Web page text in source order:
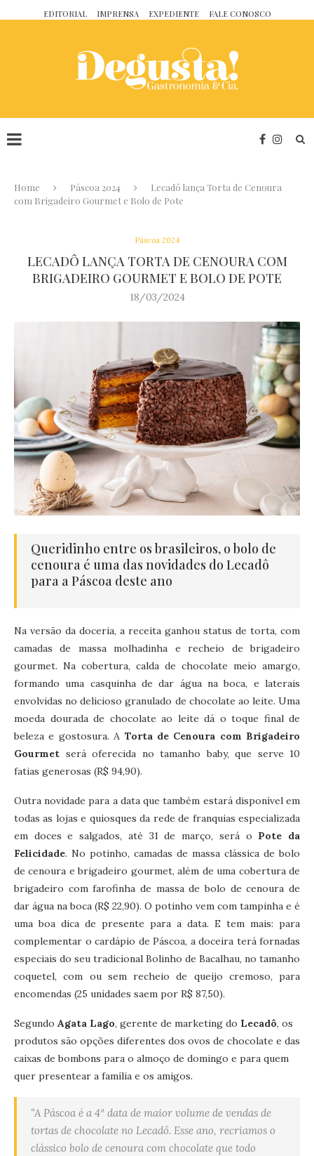
EDITORIAL IMPRENSA EXPEDIENTE FALE CONOSCO
Home Páscoa 2024
Lecadô lança Torta de Cenoura
com Brigadeiro Gourmet e Bolo de Pote
Páscoa 2024
LECADÔ LANÇA TORTA DE CENOURA COM
BRIGADEIRO GOURMET E BOLO DE POTE
18/03/2024
Queridinho entre os brasileiros, o bolo de
cenoura é uma das novidades do Lecadô
para a Páscoa deste ano
Na versão da doceria, a receita ganhou status de torta, com
camadas de massa molhadinha e recheio de brigadeiro
gourmet. Na cobertura, calda de chocolate meio amargo,
formando uma casquinha de dar água na boca, e laterais
envolvidas no delicioso granulado de chocolate ao leite. Uma
moeda dourada de chocolate ao leite dá o toque final de
beleza e gostosura. A Torta de Cenoura com Brigadeiro
Gourmet será oferecida no tamanho baby, que serve 10
fatias generosas (R$ 94,90).
Outra novidade para a data que também estará disponível em
todas as lojas e quiosques da rede de franquias especializada
em doces e salgados, até 31 de março, será o Pote da
Felicidade. No potinho, camadas de massa clássica de bolo
de cenoura e brigadeiro gourmet, além de uma cobertura de
brigadeiro com farofinha de massa de bolo de cenoura de
dar água na boca (R$ 22,90). O potinho vem com tampinha e é
uma boa dica de presente para a data. E tem mais: para
complementar o cardápio de Páscoa, a doceira terá fornadas
especiais do seu tradicional Bolinho de Bacalhau, no tamanho
coquetel, com ou sem recheio de queijo cremoso, para
encomendas (25 unidades saem por R$ 87,50).
Segundo Agata Lago, gerente de marketing do Lecadô, os
produtos são opções diferentes dos ovos de chocolate e das
caixas de bombons para o almoço de domingo e para quem
quer presentear a família e os amigos.
“A Páscoa é a 4ª data de maior volume de vendas de
tortas de chocolate no Lecadô. Esse ano, recriamos o
clássico bolo de cenoura com chocolate que todo